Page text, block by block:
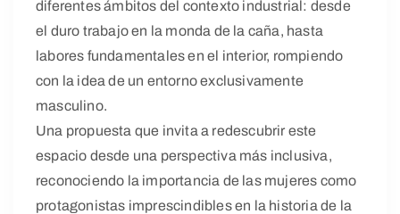
diferentes ámbitos del contexto industrial: desde
el duro trabajo en la monda de la caña, hasta
labores fundamentales en el interior, rompiendo
con la idea de un entorno exclusivamente
masculino.
Una propuesta que invita a redescubrir este
espacio desde una perspectiva más inclusiva,
reconociendo la importancia de las mujeres como
protagonistas imprescindibles en la historia de la